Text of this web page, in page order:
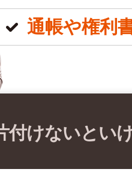
通帳や権利
付けないとい